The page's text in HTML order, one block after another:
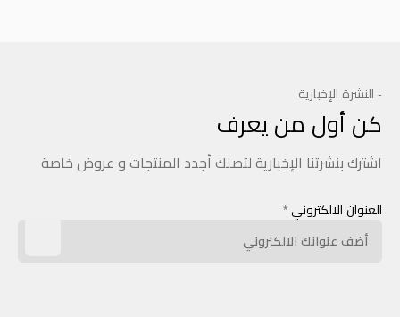
- النشرة الإخبارية
كن أول من يعرف
اشترك بنشرتنا الإخبارية لتصلك أجدد المنتجات و عروض خاصة
العنوان الالكتروني *